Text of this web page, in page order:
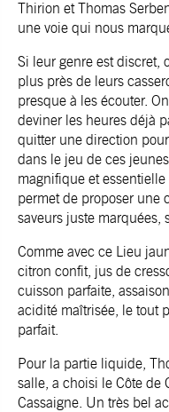
Thirion et Thomas
une voie qui nous
Si leur genre est discret,
plus près de leurs
presque à les écouter.
deviner les heures déjà
quitter une direction
dans le jeu de ces
magnifique et
permet de proposer une
saveurs juste marquées,
Comme avec ce Lieu
citron confit, jus de
cuisson parfaite,
acidité maîtrisée, le tout
parfait.
Pour la partie liquide,
salle, a choisi le Côte de
Cassaigne. Un très bel